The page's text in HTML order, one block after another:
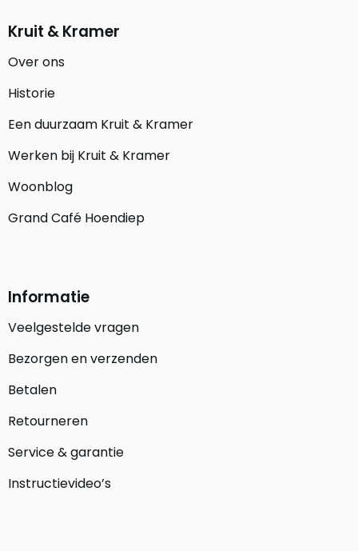
Kruit & Kramer
Over ons
Historie
Een duurzaam Kruit & Kramer
Werken bij Kruit & Kramer
Woonblog
Grand Café Hoendiep
Informatie
Veelgestelde vragen
Bezorgen en verzenden
Betalen
Retourneren
Service & garantie
Instructievideo’s